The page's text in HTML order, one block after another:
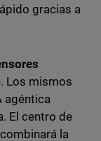
gracias a
Los mismos
agéntica
El centro de
la